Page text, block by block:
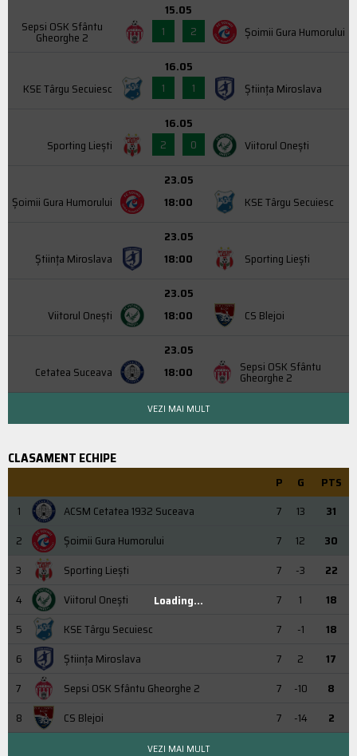
Sepsi OSK Sfântu
Gheorghe 2
15.05
1
2 Şoimii Gura Humorului
KSE Târgu Secuiesc
16.05
1
1 Știința Miroslava
Sporting Liești
16.05
2
0 Viitorul Onești
Şoimii Gura Humorului
23.05
18:00
KSE Târgu Secuiesc
Știința Miroslava
23.05
18:00
Sporting Liești
Viitorul Onești
23.05
18:00
CS Blejoi
Cetatea Suceava
23.05
18:00
Sepsi OSK Sfântu
Gheorghe 2
VEZI MAI MULT
CLASAMENT ECHIPE
P G
PTS
1
ACSM Cetatea 1932 Suceava 7 13
31
2
Şoimii Gura Humorului 7 12
30
3
Sporting Liești 7 -3
22
4
Viitorul Onești 7 1
18
5
KSE Târgu Secuiesc 7 -1
18
6
Știința Miroslava 7 2
17
7
Sepsi OSK Sfântu Gheorghe 2 7 -10
8
8
CS Blejoi 7 -14 2
Loading...
VEZI MAI MULT